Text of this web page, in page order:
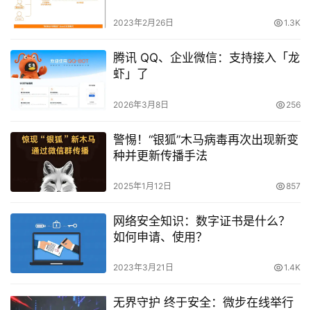
2023年2月26日 1.3K
腾讯 QQ、企业微信：支持接入「龙
虾」了
2026年3月8日 256
警惕！“银狐”木马病毒再次出现新变
种并更新传播手法
2025年1月12日 857
网络安全知识：数字证书是什么？
如何申请、使用？
2023年3月21日 1.4K
无界守护 终于安全：微步在线举行